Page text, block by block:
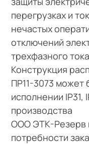
перегрузках и
нечастых
отключений
трехфазного
Конструкция
ПР11-3073 может
исполнении IP31,
производства
ООО ЭТК-Резерв
потребности